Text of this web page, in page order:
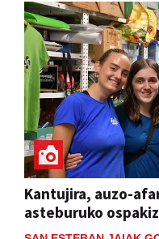
Kantujira, auzo-
asteburuko